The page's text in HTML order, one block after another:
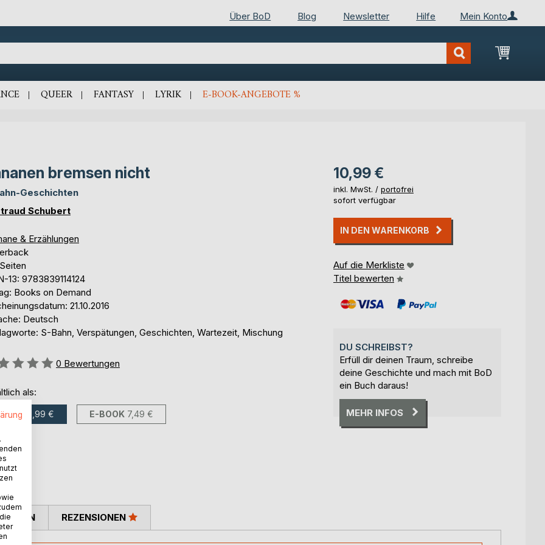
Mein Konto
Über BoD Blog Newsletter Hilfe
Mein
QUEER FANTASY LYRIK E-BOOK-ANGEBOTE %
bremsen nicht
Geschichten
Schubert
& Erzählungen
13: 9783839114124
Books on Demand
21.10.2016
Deutsch
S-Bahn, Verspätungen, Geschichten, Wartezeit, Mischung
0 Bewertungen
als:
10,99 € E-BOOK 7,49 €
10,99 €
inkl. MwSt. / portofrei
sofort verfügbar
IN DEN WARENKORB
Auf die Merkliste
Titel bewerten
DU SCHREIBST?
Erfüll dir deinen Traum, schreibe
deine Geschichte und mach mit BoD
ein Buch daraus!
MEHR INFOS
REZENSIONEN